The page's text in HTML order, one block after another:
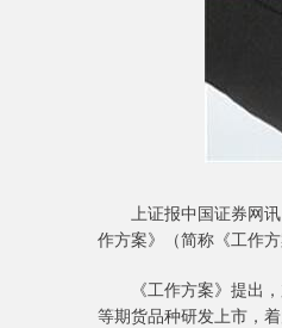
上证报中国证券网讯
作方案》（简称《工作方
《工作方案》提出，
等期货品种研发上市，
深证成指